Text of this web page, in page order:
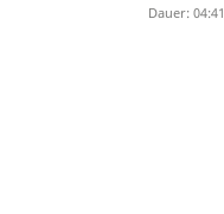
Dauer: 04:41